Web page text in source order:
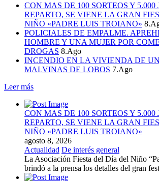
CON MAS DE 100 SORTEOS Y 5.000
REPARTO, SE VIENE LA GRAN
NIÑO «PADRE LUIS TROIANO»
POLICIALES DE EMPALME.
HOMBRE Y UNA MUJER POR
DROGAS 8.Ago
INCENDIO EN LA VIVIENDA DE
MALVINAS DE LOBOS 7.Ago
Leer más
CON MAS DE 100 SORTEOS Y 5.000
REPARTO, SE VIENE LA GRAN
NIÑO «PADRE LUIS TROIANO»
agosto 8, 2026
Actualidad De interés general
La Asociación Fiesta del Día del Niño
brindó a la prensa los detalles del gran